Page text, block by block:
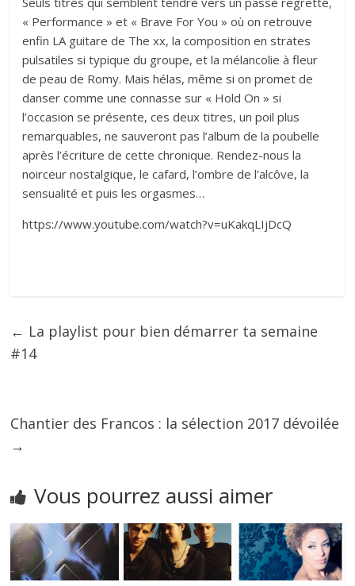
« Performance » et « Brave For You » où on retrouve
enfin LA guitare de The xx, la composition en strates
pulsatiles si typique du groupe, et la mélancolie à fleur
de peau de Romy. Mais hélas, même si on promet de
danser comme une connasse sur « Hold On » si
l’occasion se présente, ces deux titres, un poil plus
remarquables, ne sauveront pas l’album de la poubelle
après l’écriture de cette chronique. Rendez-nous la
noirceur nostalgique, le cafard, l’ombre de l’alcôve, la
sensualité et puis les orgasmes…
https://www.youtube.com/watch?v=uKakqLIjDcQ
← La playlist pour bien démarrer ta semaine
#14
Chantier des Francos : la sélection 2017 dévoilée
→
Vous pourrez aussi aimer